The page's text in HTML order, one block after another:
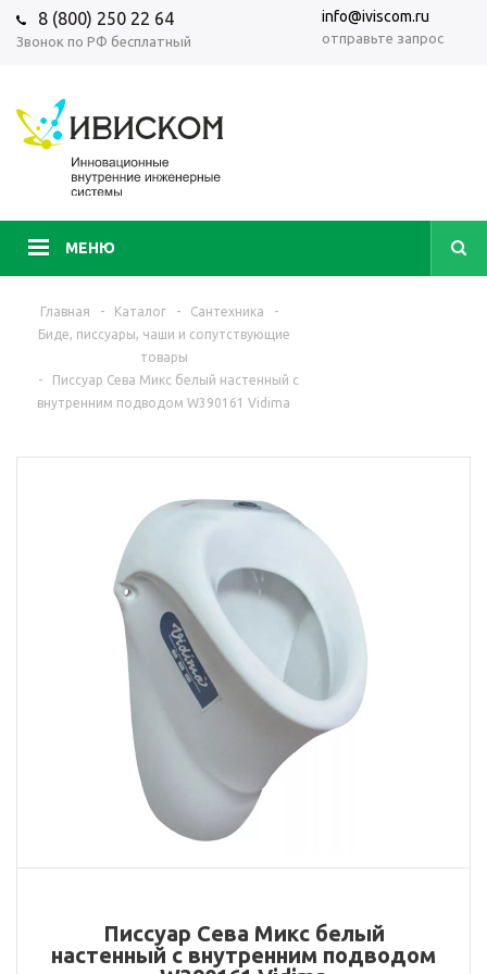
8 (800) 250 22 64
Звонок по РФ бесплатный
info@iviscom.ru
отправьте запрос
МЕНЮ
Главная - Каталог - Сантехника
-
Биде, писсуары, чаши и сопутствующие
товары
-
Писсуар Сева Микс белый настенный с
внутренним подводом W390161 Vidima
Писсуар Сева Микс белый
настенный с внутренним подводом